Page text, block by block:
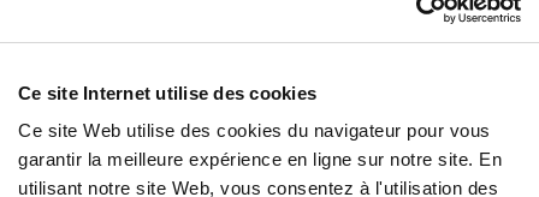
Ce site Internet utilise des cookies
Ce site Web utilise des cookies du navigateur pour vous
garantir la meilleure expérience en ligne sur notre site. En
utilisant notre site Web, vous consentez à l'utilisation des
ARTICLE